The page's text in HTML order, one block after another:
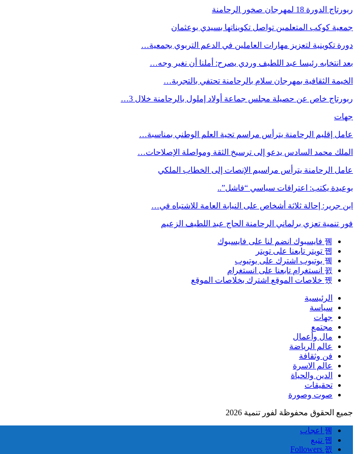
ربورتاج الدورة 18 لمهرجان صخور الرحامنة
جمعية كوكب المتعلمين تواصل تكويناتها بسيدي بوعثمان
دورة تكوينية لتعزيز مهارات العاملين في الدعم التربوي بجمعية…
بعد انتخابه رئيسا عبد اللطيف وردي يصرح: أملنا أن نغير وجه…
الخيمة الثقافية بمهرجان سلام بالرحامنة تحتفي بالتجربة…
ربورتاج خاص عن حصيلة مجلس جماعة أولاد إملول بالرحامنة خلال 3…
جهات
عامل إقليم الرحامنة يترأس مراسم تحية العلم الوطني بمناسبة…
الملك محمد السادس يدعو إلى ترسيخ الثقة ومواصلة الإصلاحات…
عامل الرحامنة يترأس مراسيم الإنصات إلى الخطاب الملكي
بوعيدة يكتب: اعترافات سياسي “فاشل”..
ابن جرير: إحالة ثلاثة أشخاص على النيابة العامة للاشتباه في…
فور تنمية تعزي برلماني الرحامنة الحاج عبد اللطيف الزعيم
فايسبوك انضم لنا على فايسبوك
تويتر تابعنا على تويتر
يوتيوب اشترك على يوتيوب
انستغرام تابعنا على انستغرام
خلاصات الموقع اشترك بخلاصات الموقع
الرئيسية
سياسة
جهات
مجتمع
مال وأعمال
عالم الرياضة
فن وثقافة
عالم الاسرة
الدين والحياة
تحقيقات
صوت وصورة
جميع الحقوق محفوظة لفور تنمية 2026
اعجاب
تتبع